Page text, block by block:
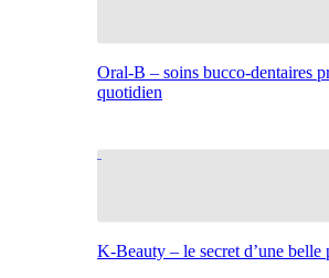
Oral-B – soins bucco-dentaires
quotidien
K-Beauty – le secret d’une belle